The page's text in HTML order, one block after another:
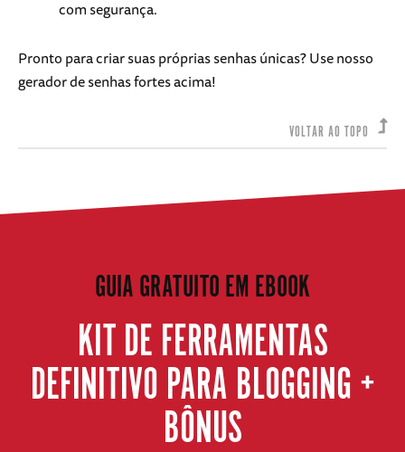
com segurança.
Pronto para criar suas próprias senhas únicas? Use nosso
gerador de senhas fortes acima!
VOLTAR AO TOPO
GUIA GRATUITO EM EBOOK
KIT DE FERRAMENTAS
DEFINITIVO PARA BLOGGING +
BÔNUS